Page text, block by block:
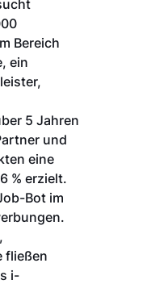
Bereich
ein
5 Jahren
und
eine
% erzielt.
Bot im
fließen
i-